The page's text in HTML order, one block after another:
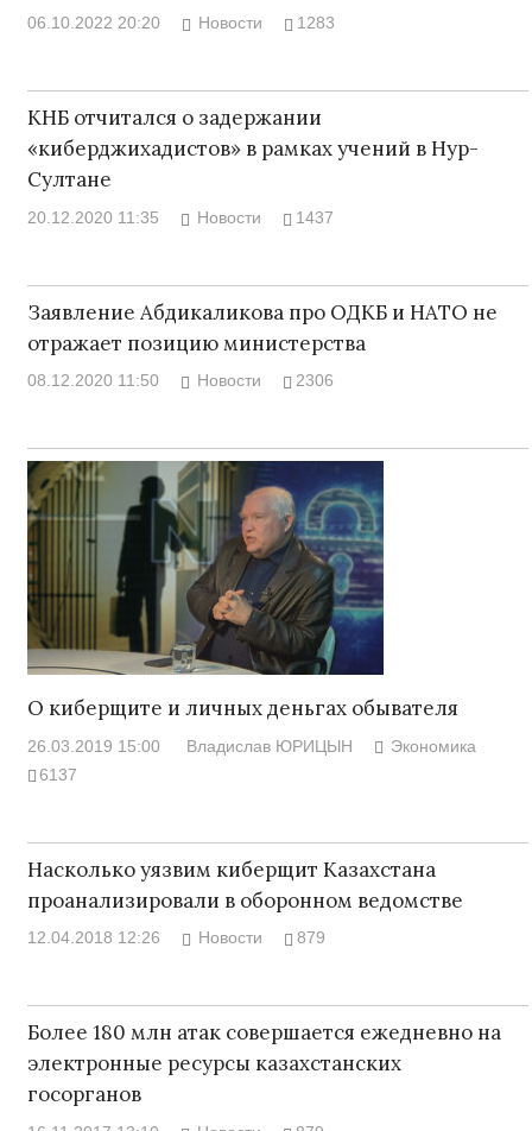
06.10.2022 20:20 Новости 1283
КНБ отчитался о задержании
«киберджихадистов» в рамках учений в Нур-
Султане
20.12.2020 11:35 Новости 1437
Заявление Абдикаликова про ОДКБ и НАТО не
отражает позицию министерства
08.12.2020 11:50 Новости 2306
О киберщите и личных деньгах обывателя
26.03.2019 15:00 Владислав ЮРИЦЫН
Экономика
6137
Насколько уязвим киберщит Казахстана
проанализировали в оборонном ведомстве
12.04.2018 12:26 Новости 879
Более 180 млн атак совершается ежедневно на
электронные ресурсы казахстанских
госорганов